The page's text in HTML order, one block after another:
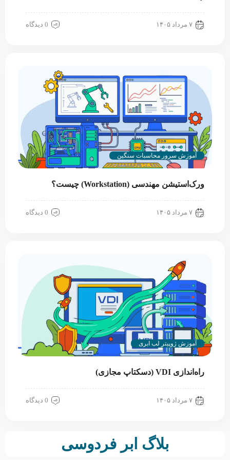
۷ مرداد ۱۴۰۵ 0 دیدگاه
آموزش سرور محاسبات سنگین
ورک‌استیشن مهندسی (Workstation) چیست؟
۷ مرداد ۱۴۰۵ 0 دیدگاه
آموزش ژوپیتر لب ابری
راه‌اندازی VDI (دسکتاپ مجازی)
۷ مرداد ۱۴۰۵ 0 دیدگاه
بلاگ ابر فردوسی